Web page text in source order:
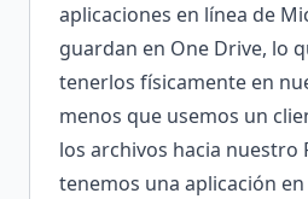
aplicaciones en línea de
guardan en One Drive, lo
tenerlos físicamente en
menos que usemos un
los archivos hacia nuestro
tenemos una aplicación